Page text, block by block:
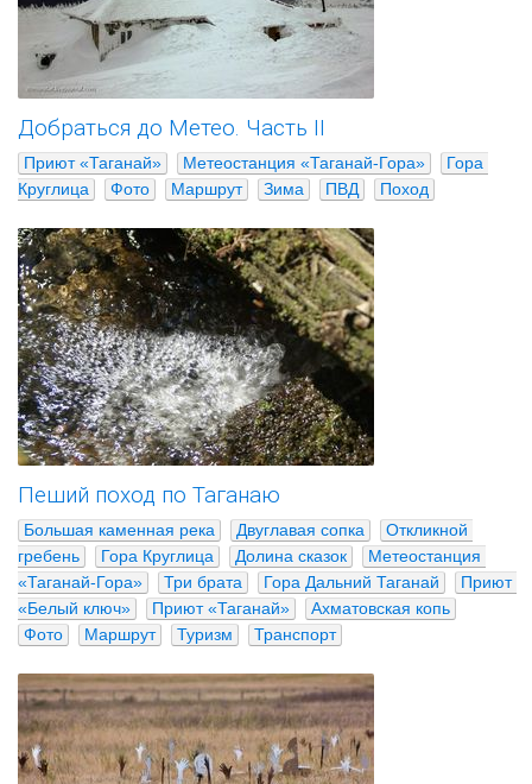
Добраться до Метео. Часть II
Приют «Таганай» Метеостанция «Таганай-Гора»
Гора
Круглица
Фото Маршрут Зима ПВД Поход
Пеший поход по Таганаю
Большая каменная река Двуглавая сопка
Откликной
гребень
Гора Круглица Долина сказок
Метеостанция
«Таганай-Гора»
Три брата Гора Дальний Таганай
Приют
«Белый ключ»
Приют «Таганай»
Ахматовская копь
Фото
Маршрут Туризм Транспорт